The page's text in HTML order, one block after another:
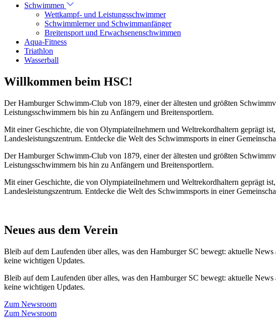
Schwimmen
Wettkampf- und Leistungsschwimmer
Schwimmlerner und Schwimmanfänger
Breitensport und Erwachsenenschwimmen
Aqua-Fitness
Triathlon
Wasserball
Willkommen beim HSC!
Der Hamburger Schwimm-Club von 1879, einer der ältesten und größten
Leistungsschwimmern bis hin zu Anfängern und Breitensportlern.
Mit einer Geschichte, die von Olympiateilnehmern und Weltrekordhaltern geprägt
Landesleistungszentrum. Entdecke die Welt des Schwimmsports in einer
Der Hamburger Schwimm-Club von 1879, einer der ältesten und größten
Leistungsschwimmern bis hin zu Anfängern und Breitensportlern.
Mit einer Geschichte, die von Olympiateilnehmern und Weltrekordhaltern geprägt
Landesleistungszentrum. Entdecke die Welt des Schwimmsports in einer
Neues aus dem Verein
Bleib auf dem Laufenden über alles, was den Hamburger SC bewegt: aktuelle
keine wichtigen Updates.
Bleib auf dem Laufenden über alles, was den Hamburger SC bewegt: aktuelle
keine wichtigen Updates.
Zum Newsroom
Zum Newsroom